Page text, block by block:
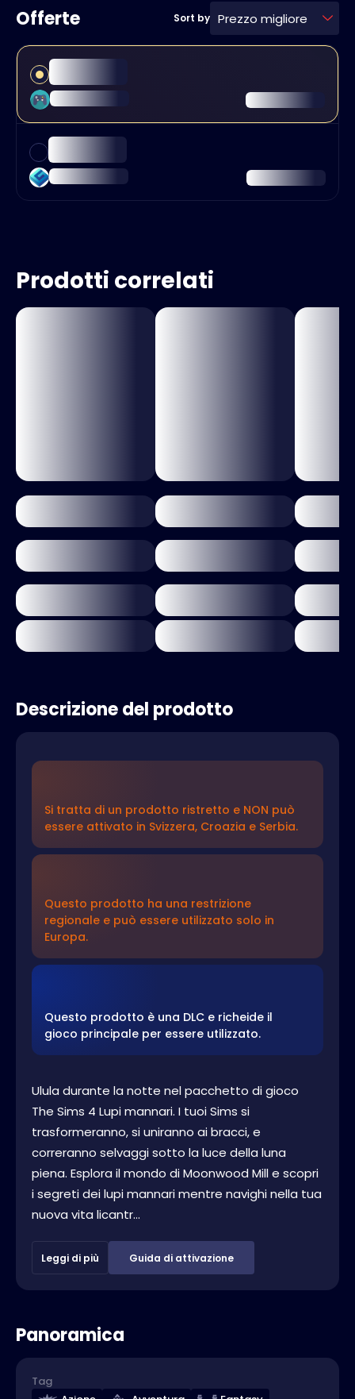
Offerte Sort by Prezzo migliore
Prodotti correlati
Descrizione del prodotto
Si tratta di un prodotto ristretto e NON può
essere attivato in Svizzera, Croazia e Serbia.
Questo prodotto ha una restrizione
regionale e può essere utilizzato solo in
Europa.
Questo prodotto è una DLC e richeide il
gioco principale per essere utilizzato.
Ulula durante la notte nel pacchetto di gioco
The Sims 4 Lupi mannari. I tuoi Sims si
trasformeranno, si uniranno ai bracci, e
correranno selvaggi sotto la luce della luna
piena. Esplora il mondo di Moonwood Mill e scopri
i segreti dei lupi mannari mentre navighi nella tua
nuova vita licantr...
Leggi di più Guida di attivazione
Panoramica
Tag